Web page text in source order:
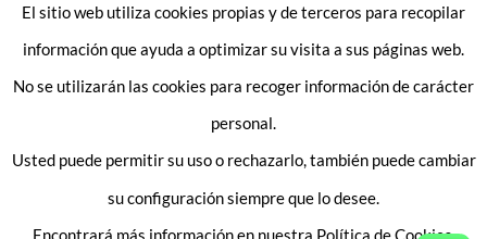
Enlaces de interes:
Trabaja con nosotros
El sitio web utiliza cookies propias y de terceros para recopilar
información que ayuda a optimizar su visita a sus páginas web.
No se utilizarán las cookies para recoger información de carácter
personal.
Usted puede permitir su uso o rechazarlo, también puede cambiar
su configuración siempre que lo desee.
Encontrará más información en nuestra Política de Cookies.